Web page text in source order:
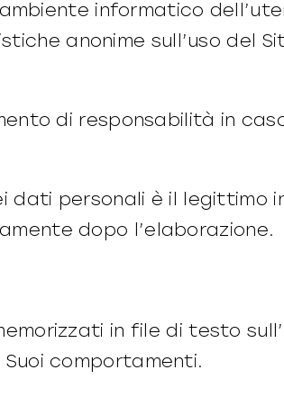
informatico
anonime sull’uso del
di responsabilità in
personali è il legittimo
dopo l’elaborazione.
in file di testo
comportamenti.